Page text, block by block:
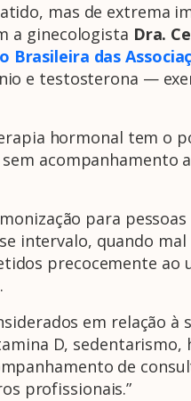
mas de extrema
a ginecologista Dra.
Brasileira das
e testosterona —
hormonal tem o
acompanhamento
para
intervalo, quando
precocemente ao
em relação à
D,
de
profissionais.”